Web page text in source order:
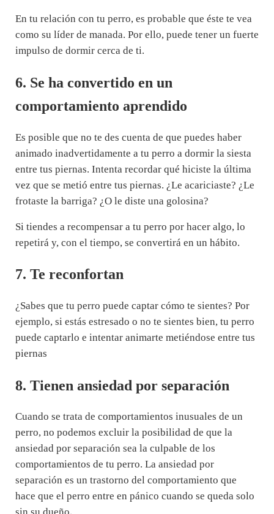
En tu relación con tu perro, es probable que éste te vea
como su líder de manada. Por ello, puede tener un fuerte
impulso de dormir cerca de ti.
6. Se ha convertido en un
comportamiento aprendido
Es posible que no te des cuenta de que puedes haber
animado inadvertidamente a tu perro a dormir la siesta
entre tus piernas. Intenta recordar qué hiciste la última
vez que se metió entre tus piernas. ¿Le acariciaste? ¿Le
frotaste la barriga? ¿O le diste una golosina?
Si tiendes a recompensar a tu perro por hacer algo, lo
repetirá y, con el tiempo, se convertirá en un hábito.
7. Te reconfortan
¿Sabes que tu perro puede captar cómo te sientes? Por
ejemplo, si estás estresado o no te sientes bien, tu perro
puede captarlo e intentar animarte metiéndose entre tus
piernas
8. Tienen ansiedad por separación
Cuando se trata de comportamientos inusuales de un
perro, no podemos excluir la posibilidad de que la
ansiedad por separación sea la culpable de los
comportamientos de tu perro. La ansiedad por
separación es un trastorno del comportamiento que
hace que el perro entre en pánico cuando se queda solo